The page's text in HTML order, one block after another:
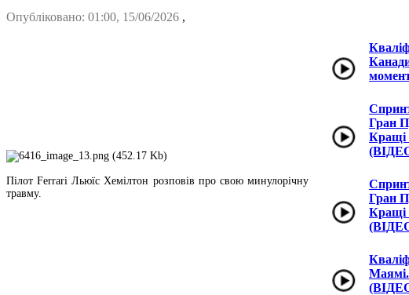
Опубліковано: 01:00, 15/06/2026 ,
Пілот Ferrari Льюїс Хемілтон розповів про свою минулорічну
травму.
Гран
Кращі
Гран
Кращі